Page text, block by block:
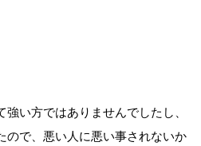
い方ではありませんでしたし、
ので、悪い人に悪い事されないか